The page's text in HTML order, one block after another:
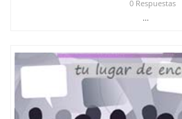
约大学为学生们提供本科、硕士
专业课程包括：会计学、MBA、
制、历史、电气工程、生物工程
理、材料科学、机械工程、航天
学、化学、英语、社会科学、
销、机械工程、计算机科学、物
科、金融专业 1、客户提供相关
0 Respuestas
...